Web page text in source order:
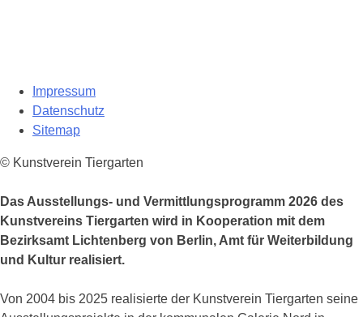
Impressum
Datenschutz
Sitemap
© Kunstverein Tiergarten
Das Ausstellungs- und Vermittlungsprogramm 2026 des
Kunstvereins Tiergarten wird in Kooperation mit dem
Bezirksamt Lichtenberg von Berlin, Amt für Weiterbildung
und Kultur realisiert.
Von 2004 bis 2025 realisierte der Kunstverein Tiergarten seine